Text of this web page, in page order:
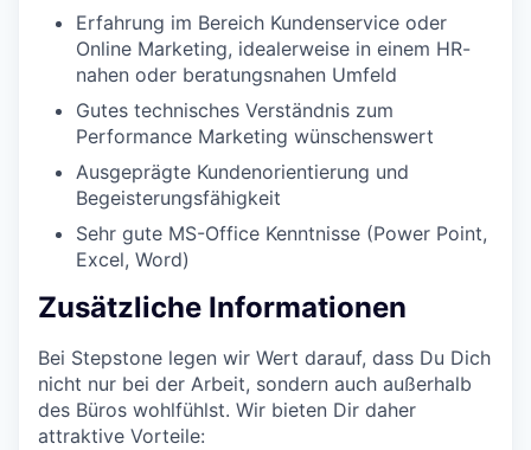
Erfahrung im Bereich Kundenservice oder
Online Marketing, idealerweise in einem HR-
nahen oder beratungsnahen Umfeld
Gutes technisches Verständnis zum
Performance Marketing wünschenswert
Ausgeprägte Kundenorientierung und
Begeisterungsfähigkeit
Sehr gute MS-Office Kenntnisse (Power Point,
Excel, Word)
Zusätzliche Informationen
Bei Stepstone legen wir Wert darauf, dass Du Dich
nicht nur bei der Arbeit, sondern auch außerhalb
des Büros wohlfühlst. Wir bieten Dir daher
attraktive Vorteile: